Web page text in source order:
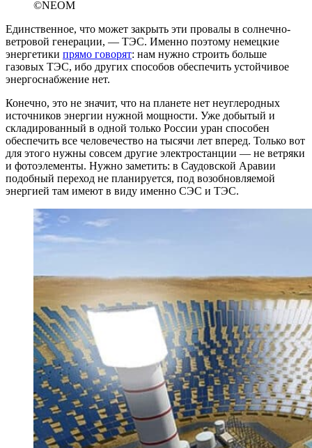
©NEOM
Единственное, что может закрыть эти провалы в солнечно-
ветровой генерации, — ТЭС. Именно поэтому немецкие
энергетики прямо говорят: нам нужно строить больше
газовых ТЭС, ибо других способов обеспечить устойчивое
энергоснабжение нет.
Конечно, это не значит, что на планете нет неуглеродных
источников энергии нужной мощности. Уже добытый и
складированный в одной только России уран способен
обеспечить все человечество на тысячи лет вперед. Только вот
для этого нужны совсем другие электростанции — не ветряки
и фотоэлементы. Нужно заметить: в Саудовской Аравии
подобный переход не планируется, под возобновляемой
энергией там имеют в виду именно СЭС и ТЭС.